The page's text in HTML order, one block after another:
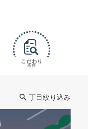
こだわり
条件
丁目絞り込み